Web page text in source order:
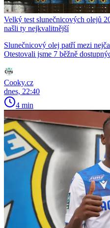
Velký test slunečnicových olejů
našli ty nejkvalitnější
Slunečnicový olej patří mezi
Otestovali jsme 7 běžně
Cooky.cz
dnes, 22:40
4 min